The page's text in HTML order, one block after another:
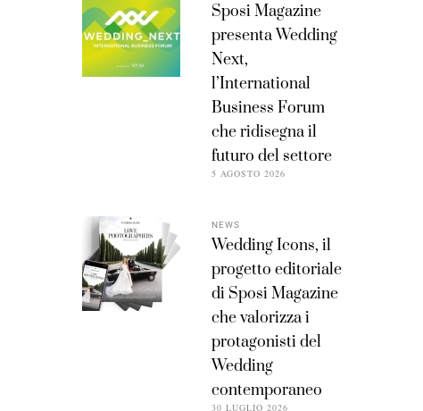
Sposi Magazine
presenta Wedding
Next,
l’International
Business Forum
che ridisegna il
futuro del settore
5 AGOSTO 2026
NEWS
Wedding Icons, il
progetto editoriale
di Sposi Magazine
che valorizza i
protagonisti del
Wedding
contemporaneo
30 LUGLIO 2026